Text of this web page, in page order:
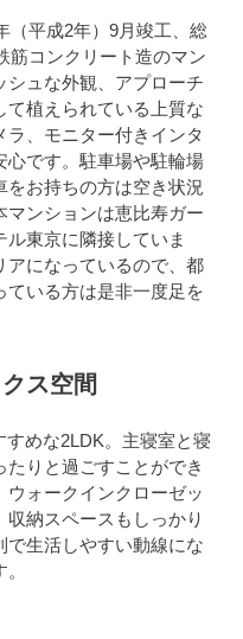
（平成2年）9月竣工、総
筋コンクリート造のマン
シュな外観、アプローチ
て植えられている上質な
、モニター付きインタ
心です。駐車場や駐輪場
をお持ちの方は空き状況
マンションは恵比寿ガー
東京に隣接していま
アになっているので、都
いる方は是非一度足を
ス空間
めな2LDK。主寝室と寝
りと過ごすことができ
ウォークインクローゼッ
収納スペースもしっかり
で生活しやすい動線にな